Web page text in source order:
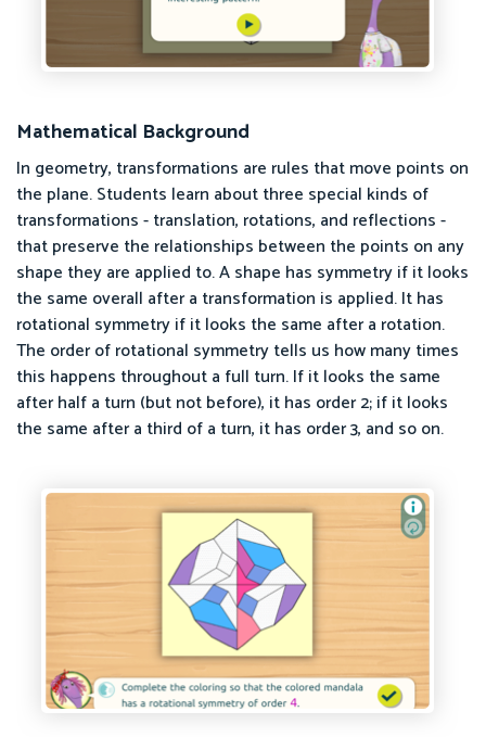
Mathematical Background
In geometry, transformations are rules that move points on
the plane. Students learn about three special kinds of
transformations - translation, rotations, and reflections -
that preserve the relationships between the points on any
shape they are applied to. A shape has symmetry if it looks
the same overall after a transformation is applied. It has
rotational symmetry if it looks the same after a rotation.
The order of rotational symmetry tells us how many times
this happens throughout a full turn. If it looks the same
after half a turn (but not before), it has order 2; if it looks
the same after a third of a turn, it has order 3, and so on.